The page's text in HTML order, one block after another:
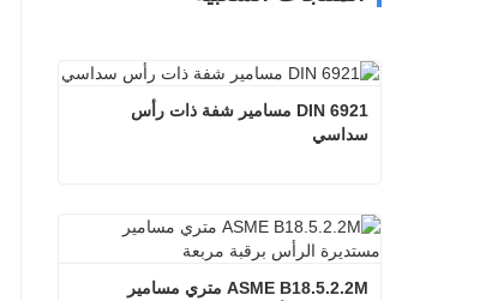
سداسي
اتصل الآن